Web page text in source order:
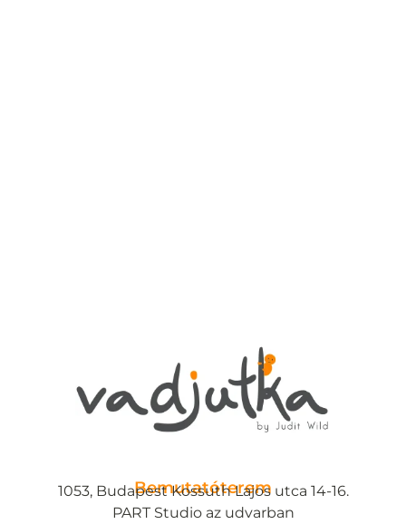
Bemutatóterem
1053, Budapest Kossuth Lajos utca 14-16.
PART Studio az udvarban